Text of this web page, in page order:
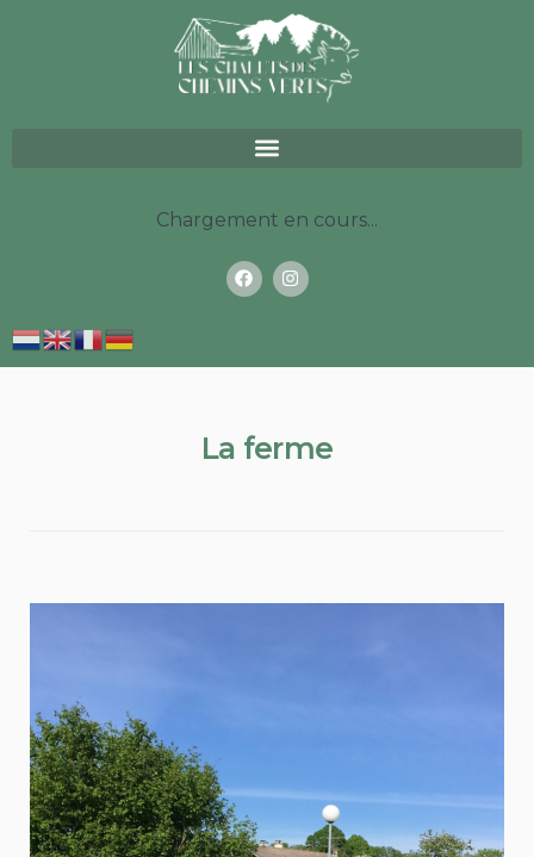
Chargement en cours...
La ferme